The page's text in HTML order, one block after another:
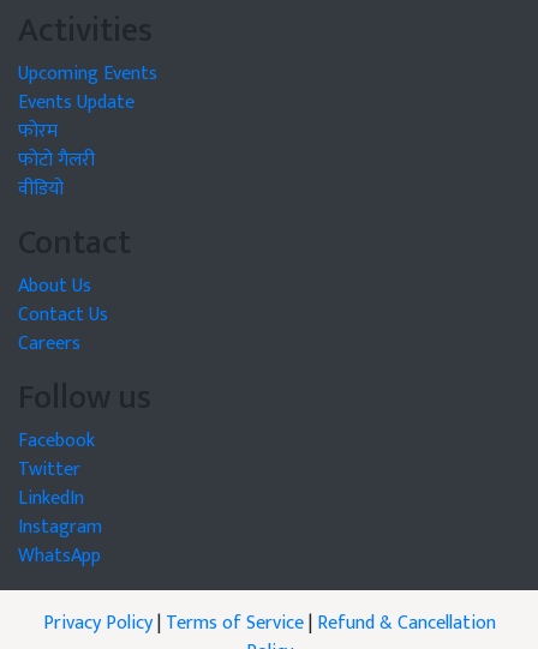
Activities
Upcoming Events
Events Update
फोरम
फोटो गैलरी
वीडियो
Contact
About Us
Contact Us
Careers
Follow us
Facebook
Twitter
LinkedIn
Instagram
WhatsApp
Privacy Policy|Terms of Service|Refund & Cancellation